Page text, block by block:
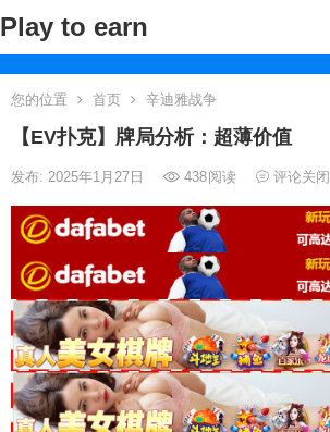
Play to earn
您的位置 首页 辛迪雅战争
【EV扑克】牌局分析：超薄价值
发布: 2025年1月27日 438阅读 评论关闭